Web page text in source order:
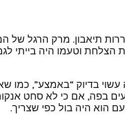
תיאבון. מרק הרגל של
השולחנות האחרים, ולכן הסתקרנו והזמנו פילפל ממולא (20 ₪)
היה עשוי בדיוק “באמצע”,
בפה, אם כי לא סחט